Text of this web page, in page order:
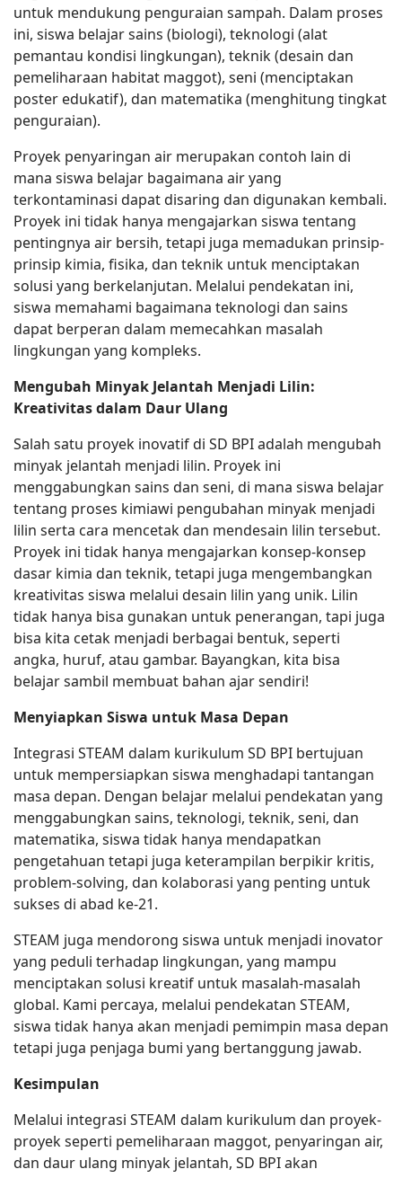
untuk mendukung penguraian sampah. Dalam proses
ini, siswa belajar sains (biologi), teknologi (alat
pemantau kondisi lingkungan), teknik (desain dan
pemeliharaan habitat maggot), seni (menciptakan
poster edukatif), dan matematika (menghitung tingkat
penguraian).
Proyek penyaringan air merupakan contoh lain di
mana siswa belajar bagaimana air yang
terkontaminasi dapat disaring dan digunakan kembali.
Proyek ini tidak hanya mengajarkan siswa tentang
pentingnya air bersih, tetapi juga memadukan prinsip-
prinsip kimia, fisika, dan teknik untuk menciptakan
solusi yang berkelanjutan. Melalui pendekatan ini,
siswa memahami bagaimana teknologi dan sains
dapat berperan dalam memecahkan masalah
lingkungan yang kompleks.
Mengubah Minyak Jelantah Menjadi Lilin:
Kreativitas dalam Daur Ulang
Salah satu proyek inovatif di SD BPI adalah mengubah
minyak jelantah menjadi lilin. Proyek ini
menggabungkan sains dan seni, di mana siswa belajar
tentang proses kimiawi pengubahan minyak menjadi
lilin serta cara mencetak dan mendesain lilin tersebut.
Proyek ini tidak hanya mengajarkan konsep-konsep
dasar kimia dan teknik, tetapi juga mengembangkan
kreativitas siswa melalui desain lilin yang unik. Lilin
tidak hanya bisa gunakan untuk penerangan, tapi juga
bisa kita cetak menjadi berbagai bentuk, seperti
angka, huruf, atau gambar. Bayangkan, kita bisa
belajar sambil membuat bahan ajar sendiri!
Menyiapkan Siswa untuk Masa Depan
Integrasi STEAM dalam kurikulum SD BPI bertujuan
untuk mempersiapkan siswa menghadapi tantangan
masa depan. Dengan belajar melalui pendekatan yang
menggabungkan sains, teknologi, teknik, seni, dan
matematika, siswa tidak hanya mendapatkan
pengetahuan tetapi juga keterampilan berpikir kritis,
problem-solving, dan kolaborasi yang penting untuk
sukses di abad ke-21.
STEAM juga mendorong siswa untuk menjadi inovator
yang peduli terhadap lingkungan, yang mampu
menciptakan solusi kreatif untuk masalah-masalah
global. Kami percaya, melalui pendekatan STEAM,
siswa tidak hanya akan menjadi pemimpin masa depan
tetapi juga penjaga bumi yang bertanggung jawab.
Kesimpulan
Melalui integrasi STEAM dalam kurikulum dan proyek-
proyek seperti pemeliharaan maggot, penyaringan air,
dan daur ulang minyak jelantah, SD BPI akan